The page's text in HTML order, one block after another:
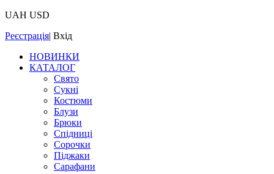
UAH USD
Реєстрація| Вхід
НОВИНКИ
КАТАЛОГ
Свято
Сукні
Костюми
Блузи
Брюки
Спідниці
Сорочки
Піджаки
Сарафани